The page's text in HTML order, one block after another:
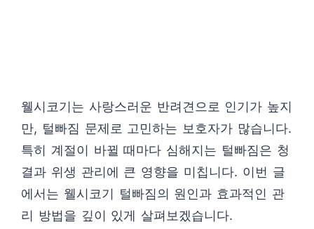
웰시코기는 사랑스러운 반려견으로 인기가 높지
만, 털빠짐 문제로 고민하는 보호자가 많습니다.
특히 계절이 바뀔 때마다 심해지는 털빠짐은 청
결과 위생 관리에 큰 영향을 미칩니다. 이번 글
에서는 웰시코기 털빠짐의 원인과 효과적인 관
리 방법을 깊이 있게 살펴보겠습니다.